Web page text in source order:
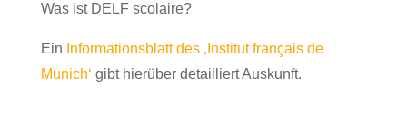
Was ist DELF scolaire?
Ein Informationsblatt des ‚Institut français de
Munich‘ gibt hierüber detailliert Auskunft.